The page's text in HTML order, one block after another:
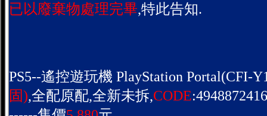
已以廢棄物處理完畢,特此告知.
PS5--遙控遊玩機 PlayStation Portal(CFI-
固),全配原配,全新未拆,CODE